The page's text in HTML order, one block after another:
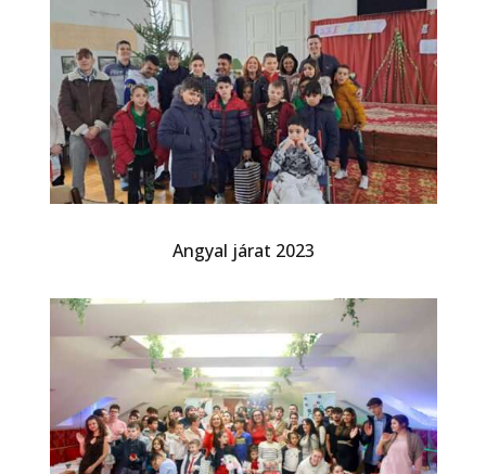
Angyal járat 2023